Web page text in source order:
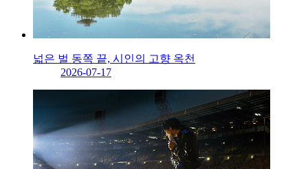
넓은 벌 동쪽 끝, 시인의 고향 옥천
2026-07-17